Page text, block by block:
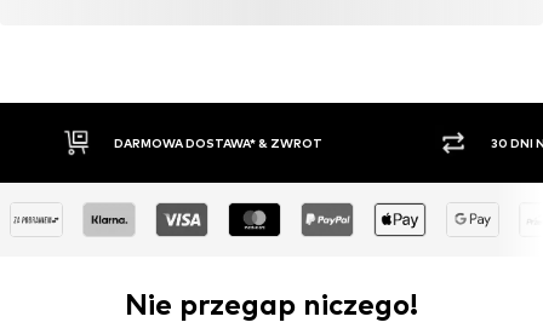
DARMOWA DOSTAWA* & ZWROT 30 DNI
Nie przegap niczego!